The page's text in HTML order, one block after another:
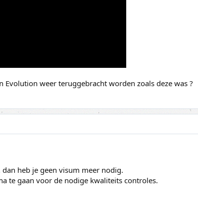
weer teruggebracht worden zoals deze was ?
heb je geen visum meer nodig.
te gaan voor de nodige kwaliteits controles.